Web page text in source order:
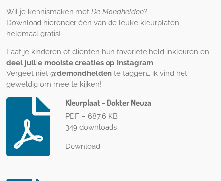
Wil je kennismaken met De Mondhelden?
Download hieronder één van de leuke kleurplaten —
helemaal gratis!
Laat je kinderen of cliënten hun favoriete held inkleuren en
deel jullie mooiste creaties op Instagram.
Vergeet niet @demondheldente taggen… ik vind het
geweldig om mee te kijken!
Kleurplaat - Dokter Neuza
PDF – 687,6 KB
349 downloads
Download